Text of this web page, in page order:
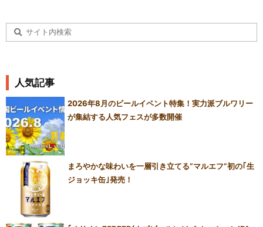
人気記事
2026年8月のビールイベント特集！実力派ブルワリー
が集結する人気フェスが多数開催
まろやかな味わいを一層引き立てる“マルエフ”初の｢生
ジョッキ缶｣発売！